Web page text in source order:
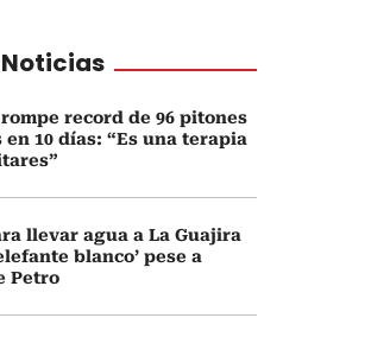
record de 96 pitones
10 días: “Es una terapia
llevar agua a La Guajira
blanco’ pese a
Petro